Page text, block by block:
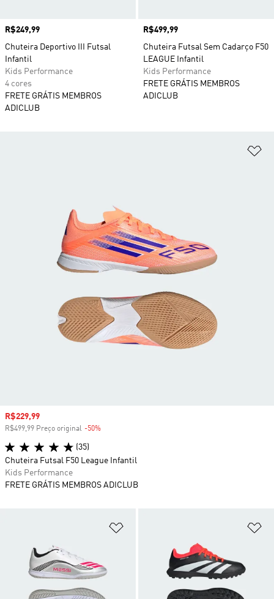
Preço
R$249,99
Chuteira Deportivo III Futsal
Infantil
Kids Performance
4 cores
FRETE GRÁTIS MEMBROS
ADICLUB
Preço
R$499,99
Chuteira Futsal Sem Cadarço F50
LEAGUE Infantil
Kids Performance
FRETE GRÁTIS MEMBROS
ADICLUB
Preço com desconto
R$229,99
R$499,99 Preço original -50%
(35)
Chuteira Futsal F50 League Infantil
Kids Performance
FRETE GRÁTIS MEMBROS ADICLUB